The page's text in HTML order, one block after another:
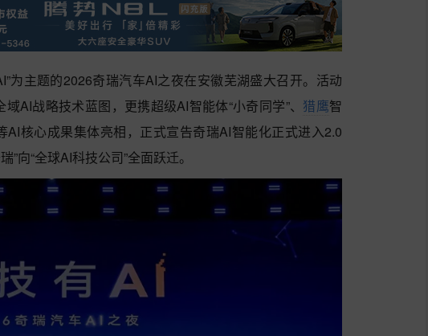
为主题的2026奇瑞汽车AI之夜在安徽芜湖盛大召开。活动
AI战略技术蓝图，更携超级AI智能体“小奇同学”、 猎鹰智
AI核心成果集体亮相，正式宣告奇瑞AI智能化正式进入2.0
”向“全球AI科技公司”全面跃迁。